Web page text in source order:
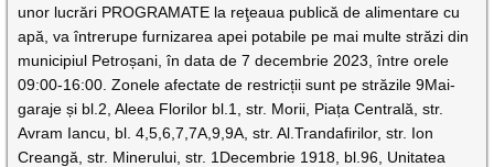
unor lucrări PROGRAMATE la reţeaua publică de alimentare cu
apă, va întrerupe furnizarea apei potabile pe mai multe străzi din
municipiul Petroșani, în data de 7 decembrie 2023, între orele
09:00-16:00. Zonele afectate de restricții sunt pe străzile 9Mai-
garaje și bl.2, Aleea Florilor bl.1, str. Morii, Piața Centrală, str.
Avram Iancu, bl. 4,5,6,7,7A,9,9A, str. Al.Trandafirilor, str. Ion
Creangă, str. Minerului, str. 1Decembrie 1918, bl.96, Unitatea